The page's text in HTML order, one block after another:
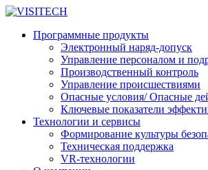
Программные продукты
Электронный наряд-допуск
Управление персоналом и
Производственный контроль
Управление происшествиями
Опасные условия/ Опасные
Ключевые показатели
Технологии и сервисы
Формирование культуры
Техническая поддержка
VR-технологии